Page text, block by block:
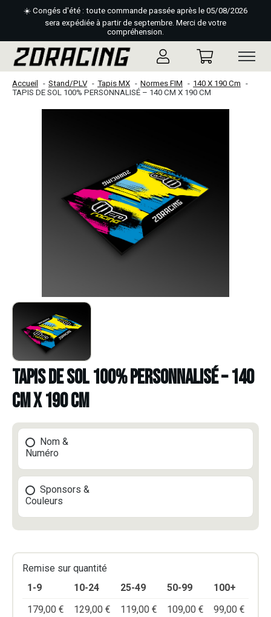
☀️ Congés d'été : toute commande passée après le 05/08/2026
sera expédiée à partir de septembre. Merci de votre
compréhension.
Accueil Stand/PLV Tapis MX Normes FIM
140 X 190 Cm
TAPIS DE SOL 100% PERSONNALISÉ – 140 CM X 190 CM
TAPIS DE SOL 100% PERSONNALISÉ – 140
CM X 190 CM
Nom &
Numéro
Sponsors &
Couleurs
Remise sur quantité
1-9
10-24 25-49 50-99
100+
179,00 € 129,00 € 119,00 € 109,00 € 99,00 €